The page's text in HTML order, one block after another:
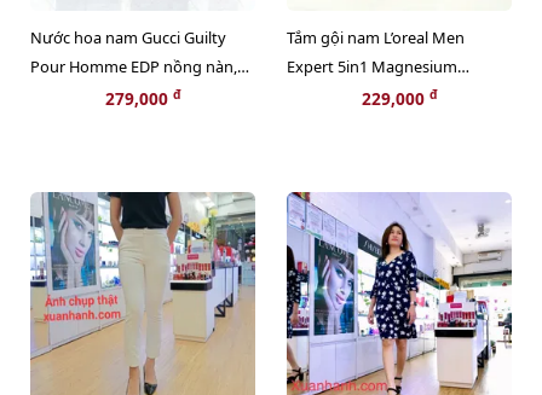
Nước hoa nam Gucci Guilty
Pour Homme EDP nồng nàn,
nam tính và bí ẩn - 5ml (NEW)
279,000 đ
Tắm gội nam L’oreal Men
Expert 5in1 Magnesium
Defense cuốn hút, tinh tế (màu
229,000 đ